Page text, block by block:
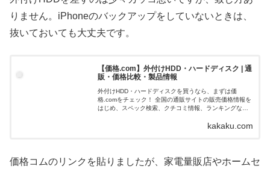
りません。iPhoneのバックアップをしていないときは、
抜いておいても大丈夫です。
【価格.com】外付けHDD・ハードディスク | 通
販・価格比較・製品情報
外付けHDD・ハードディスクを買うなら、まずは価
格.comをチェック！ 全国の通販サイトの販売価格情報を
はじめ、スペック検索、クチコミ情報、ランキングな
kakaku.com
価格コムのリンクを貼りましたが、家電量販店やホームセ